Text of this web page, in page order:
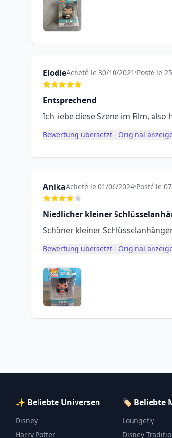
ElodieAcheté le 30/10/2021 •Posté le
Entsprechend
Ich liebe diese Szene im Film,
Bewertung übersetzt - Original
AnikaAcheté le 01/06/2024•Posté le
Niedlicher kleiner
Schöner kleiner
Bewertung übersetzt - Original
✨ Beliebte Universen
Disney
Harry Potter
🏷️ Beliebte
Loungefly
Disney